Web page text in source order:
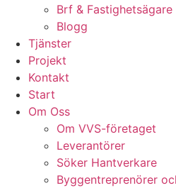
Brf & Fastighetsägare
Blogg
Tjänster
Projekt
Kontakt
Start
Om Oss
Om VVS-företaget
Leverantörer
Söker Hantverkare
Byggentreprenörer